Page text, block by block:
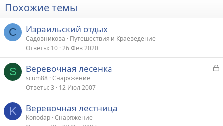
Похожие темы
С Израильский отдых
Садовникова
Путешествия и Краеведение
Ответы 10 26 Фев 2020
S
З
р
Веревочная лесенка
scum88 Снаряжение
Ответы 3 12 Июл 2007
K Веревочная лестница
Konodap Снаряжение